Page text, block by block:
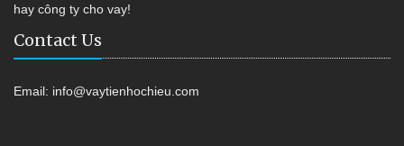
hay công ty cho vay!
Contact Us
Email: info@vaytienhochieu.com